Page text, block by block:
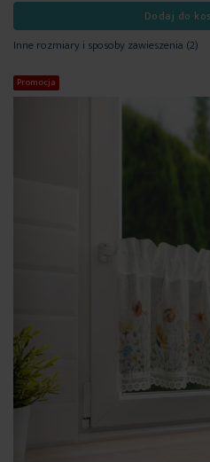
Dodaj do
Inne rozmiary i sposoby zawieszenia (2)
Promocja